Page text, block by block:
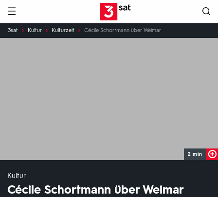
Hauptnavigation 3SAT
Sie
sind
3sat Kultur Kulturzeit Cécile Schortmann über Weimar
2 min
Kultur
Cécile Schortmann über Weimar